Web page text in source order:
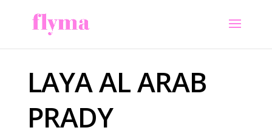
LAYA AL ARAB
PRADY